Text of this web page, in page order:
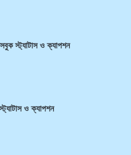
স্ট্যাটাস ও ক্যাপশন
ও ক্যাপশন